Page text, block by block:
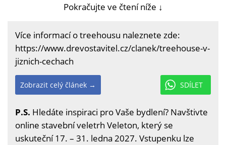
Pokračujte ve čtení níže ↓
Více informací o treehousu naleznete zde:
https://www.drevostavitel.cz/clanek/treehouse-v-
jiznich-cechach
SDÍLET
Zobrazit celý článek →
P.S. Hledáte inspiraci pro Vaše bydlení? Navštivte
online stavební veletrh Veleton, který se
uskuteční 17. – 31. ledna 2027. Vstupenku lze